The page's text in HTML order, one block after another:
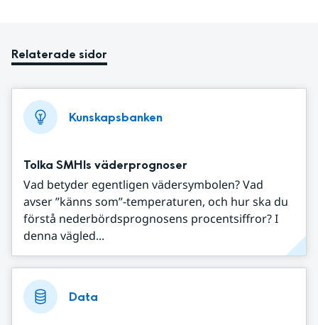
Relaterade sidor
Kunskapsbanken
Tolka SMHIs väderprognoser
Vad betyder egentligen vädersymbolen? Vad
avser ”känns som”-temperaturen, och hur ska du
förstå nederbördsprognosens procentsiffror? I
denna vägled...
Data